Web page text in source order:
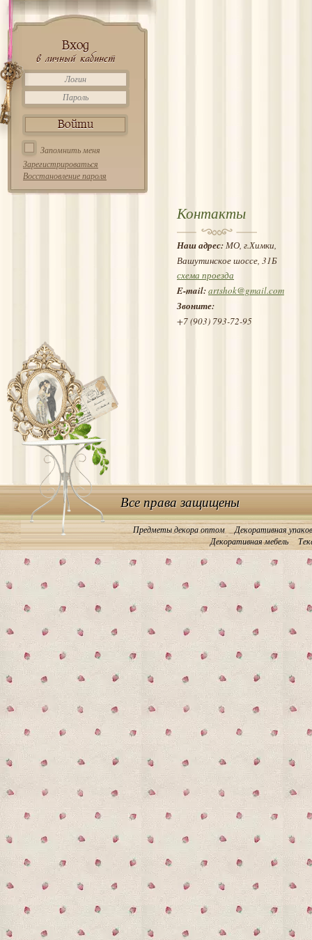
Вход
в личный кабинет
Запомнить меня
Зарегистрироваться
Восстановление пароля
Предметы декора оптом
Декоративная
Декоративная мебель
Контакты
Наш адрес:МО, г.Химки,
Вашутинское шоссе, 31Б
схема проезда
E-mail:artshok@gmail.com
Звоните:
+7 (903) 793-72-95
Все права защищены